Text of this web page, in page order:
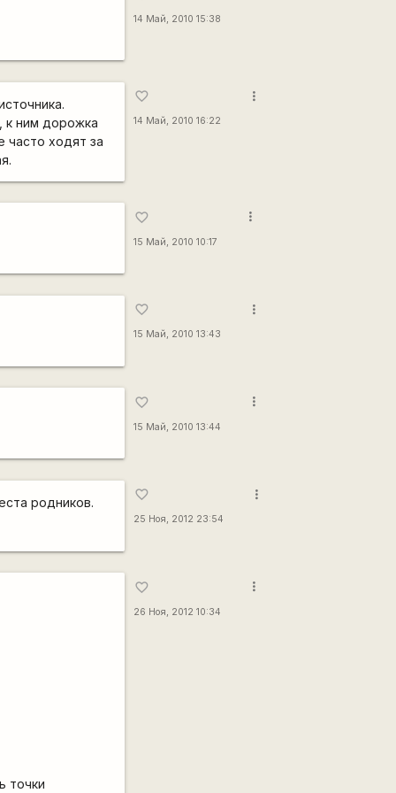
14 Май, 2010 15:38
к ним дорожка
часто ходят за
favorite_border
14 Май, 2010 16:22
more_vert
favorite_border
15 Май, 2010 10:17
more_vert
favorite_border
15 Май, 2010 13:43
more_vert
favorite_border
15 Май, 2010 13:44
more_vert
родников.
favorite_border
25 Ноя, 2012 23:54
more_vert
точки
favorite_border
26 Ноя, 2012 10:34
more_vert